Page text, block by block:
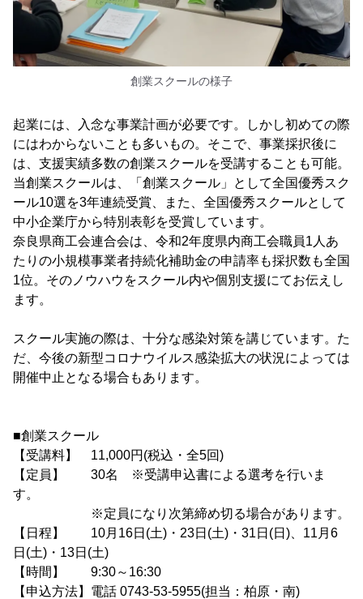
創業スクールの様子
起業には、入念な事業計画が必要です。しかし初めての際
にはわからないことも多いもの。そこで、事業採択後に
は、支援実績多数の創業スクールを受講することも可能。
当創業スクールは、「創業スクール」として全国優秀スク
ール10選を3年連続受賞、また、全国優秀スクールとして
中小企業庁から特別表彰を受賞しています。
奈良県商工会連合会は、令和2年度県内商工会職員1人あ
たりの小規模事業者持続化補助金の申請率も採択数も全国
1位。そのノウハウをスクール内や個別支援にてお伝えし
ます。
スクール実施の際は、十分な感染対策を講じています。た
だ、今後の新型コロナウイルス感染拡大の状況によっては
開催中止となる場合もあります。
■創業スクール
【受講料】 11,000円(税込・全5回)
【定員】 30名 ※受講申込書による選考を行いま
す。
※定員になり次第締め切る場合があります。
【日程】 10月16日(土)・23日(土)・31日(日)、11月6
日(土)・13日(土)
【時間】 9:30～16:30
【申込方法】電話 0743-53-5955(担当：柏原・南)